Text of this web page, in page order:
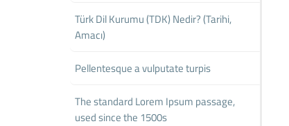
Türk Dil Kurumu (TDK) Nedir? (Tarihi,
Amacı)
Pellentesque a vulputate turpis
The standard Lorem Ipsum passage,
used since the 1500s